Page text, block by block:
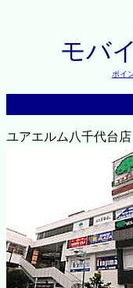
モバ
ポイ
ユアエルム八千代台店